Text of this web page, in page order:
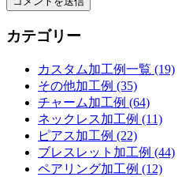
カテゴリー
カスタム加工例一覧 (19)
その他加工例 (35)
チャーム加工例 (64)
ネックレス加工例 (11)
ピアス加工例 (22)
ブレスレット加工例 (44)
ペアリング加工例 (12)